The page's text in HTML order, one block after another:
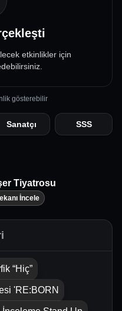
etkinlikler için
gösterebilir
Sanatçı SSS
Tiyatrosu
İncele
“Hiç”
'RE:BORN